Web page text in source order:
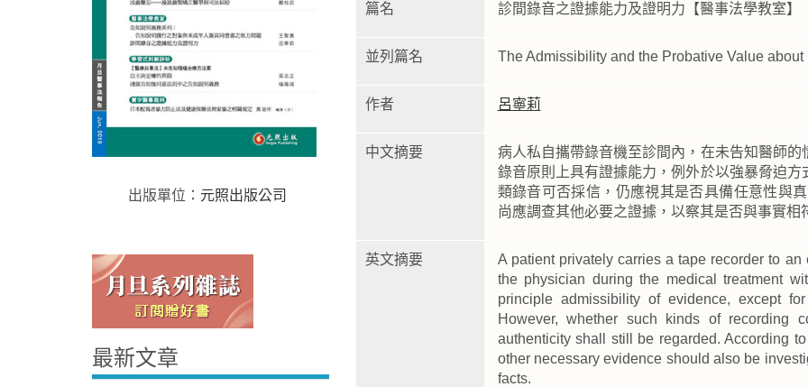
篇名 診間錄音之證據能力及證明力【醫事法學教室
並列篇名 The Admissibility and the Probative Value
作者 呂寧莉
中文摘要
病人私自攜帶錄音機至診間內，在未告知醫師
錄音原則上具有證據能力，例外於以強暴脅迫
類錄音可否採信，仍應視其是否具備任意性與
尚應調查其他必要之證據，以察其是否與事實相
英文摘要
A patient privately carries a tape recorder to
the physician during the medical treatment
principle admissibility of evidence, except
However, whether such kinds of recording
authenticity shall still be regarded. According
other necessary evidence should also be
facts.
出版單位： 元照出版公司
最新文章